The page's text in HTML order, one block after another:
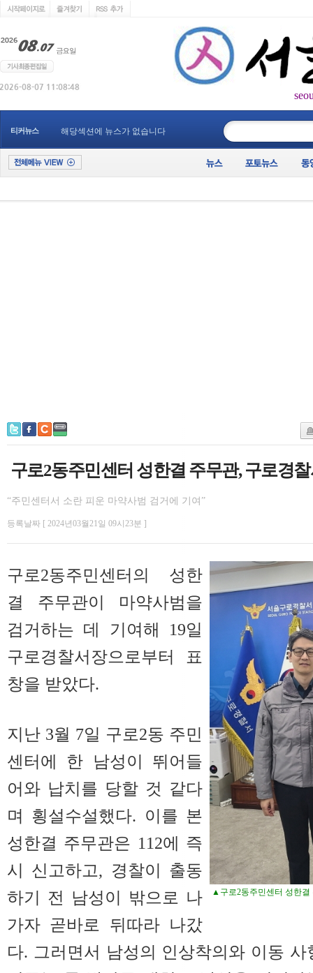
티커뉴스 해당섹션에 뉴스가 없습니다
구로2동주민센터 성한결 주무관, 구로경
“주민센터서 소란 피운 마약사범 검거에 기여”
등록날짜 [ 2024년03월21일 09시23분 ]
▲구로2동주민센터 성한결
구로2동주민센터의 성한
결 주무관이 마약사범을
검거하는 데 기여해 19일
구로경찰서장으로부터 표
창을 받았다.
지난 3월 7일 구로2동 주민
센터에 한 남성이 뛰어들
어와 납치를 당할 것 같다
며 횡설수설했다. 이를 본
성한결 주무관은 112에 즉
시 신고하고, 경찰이 출동
하기 전 남성이 밖으로 나
가자 곧바로 뒤따라 나갔
다. 그러면서 남성의 인상착의와 이동